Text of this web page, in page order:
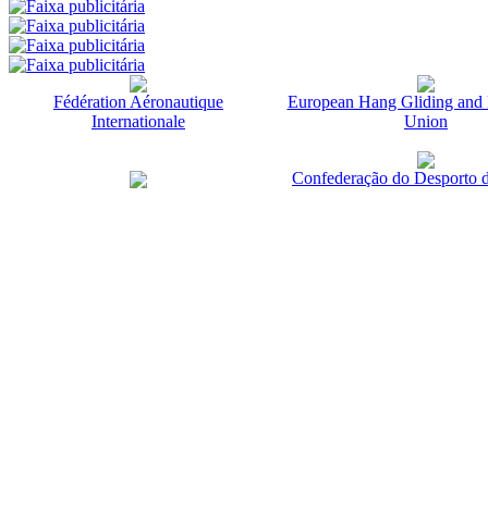
Fédération Aéronautique
Internationale
European Hang Gliding and
Union
Confederação do Desporto